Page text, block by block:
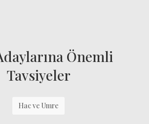
Önemli
Tavsiyeler
Hac ve Umre